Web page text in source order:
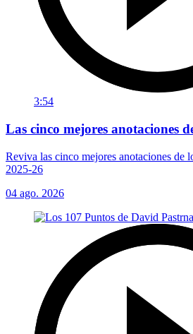
3:54
Las cinco mejores anotaciones
Reviva las cinco mejores anotaciones de
2025-26
04 ago. 2026